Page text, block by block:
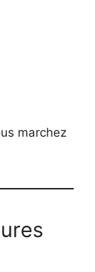
marchez